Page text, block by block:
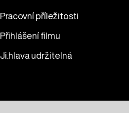
Pracovní příležitosti
Přihlášení filmu
Ji.hlava udržitelná